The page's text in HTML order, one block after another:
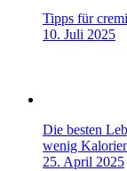
Tipps für
10. Juli 2025
Die besten
wenig
25. April 2025